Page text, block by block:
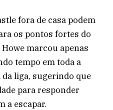
fora de casa podem
os pontos fortes do
marcou apenas
tempo em toda a
liga, sugerindo que
para responder
a escapar.